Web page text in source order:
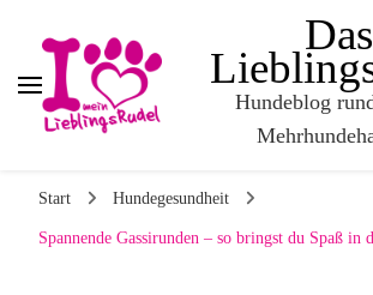
Das
Hundeblog
Start Hundegesundheit
Spannende Gassirunden – so bringst du Spaß in